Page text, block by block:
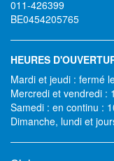
011-426399
BE0454205765
HEURES
Mardi et jeudi : fermé
Mercredi et vendredi :
Samedi : en continu :
Dimanche, lundi et